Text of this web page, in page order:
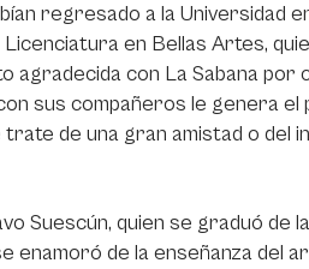
regresado a la Universidad
en Bellas Artes,
agradecida con La Sabana
sus compañeros le genera el
de una gran amistad o del
Suescún, quien se graduó de
enamoró de la enseñanza del